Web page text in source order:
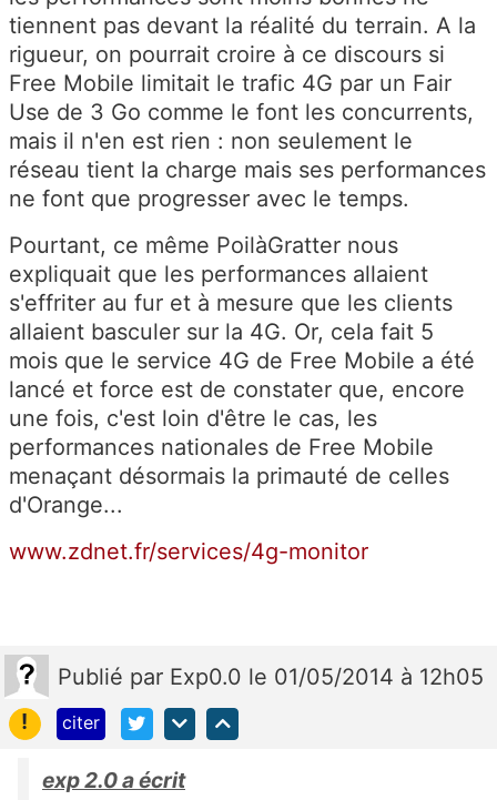
tiennent pas devant la réalité du terrain. A la
rigueur, on pourrait croire à ce discours si
Free Mobile limitait le trafic 4G par un Fair
Use de 3 Go comme le font les concurrents,
mais il n'en est rien : non seulement le
réseau tient la charge mais ses performances
ne font que progresser avec le temps.
Pourtant, ce même PoilàGratter nous
expliquait que les performances allaient
s'effriter au fur et à mesure que les clients
allaient basculer sur la 4G. Or, cela fait 5
mois que le service 4G de Free Mobile a été
lancé et force est de constater que, encore
une fois, c'est loin d'être le cas, les
performances nationales de Free Mobile
menaçant désormais la primauté de celles
d'Orange...
www.zdnet.fr/services/4g-monitor
Publié par Exp0.0 le 01/05/2014 à 12h05
!
citer
exp 2.0 a écrit